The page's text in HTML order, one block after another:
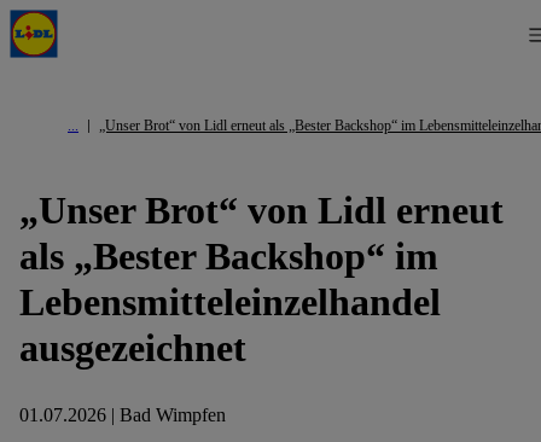
„Unser Brot“ von Lidl erneut als „Bester Backshop“ im
„Unser Brot“ von Lidl erneut
als „Bester Backshop“ im
Lebensmitteleinzelhandel
ausgezeichnet
01.07.2026 | Bad Wimpfen